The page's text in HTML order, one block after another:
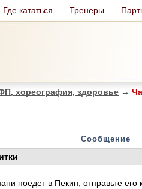
Где кататься Тренеры
хореография, здоровье →
Сообщение
поедет в Пекин, отправьте